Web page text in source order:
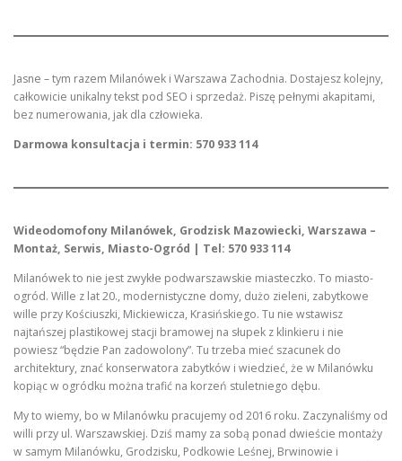
Jasne – tym razem Milanówek i Warszawa Zachodnia. Dostajesz kolejny,
całkowicie unikalny tekst pod SEO i sprzedaż. Piszę pełnymi akapitami,
bez numerowania, jak dla człowieka.
Darmowa konsultacja i termin: 570 933 114
Wideodomofony Milanówek, Grodzisk Mazowiecki, Warszawa –
Montaż, Serwis, Miasto-Ogród | Tel: 570 933 114
Milanówek to nie jest zwykłe podwarszawskie miasteczko. To miasto-
ogród. Wille z lat 20., modernistyczne domy, dużo zieleni, zabytkowe
wille przy Kościuszki, Mickiewicza, Krasińskiego. Tu nie wstawisz
najtańszej plastikowej stacji bramowej na słupek z klinkieru i nie
powiesz “będzie Pan zadowolony”. Tu trzeba mieć szacunek do
architektury, znać konserwatora zabytków i wiedzieć, że w Milanówku
kopiąc w ogródku można trafić na korzeń stuletniego dębu.
My to wiemy, bo w Milanówku pracujemy od 2016 roku. Zaczynaliśmy od
willi przy ul. Warszawskiej. Dziś mamy za sobą ponad dwieście montaży
w samym Milanówku, Grodzisku, Podkowie Leśnej, Brwinowie i